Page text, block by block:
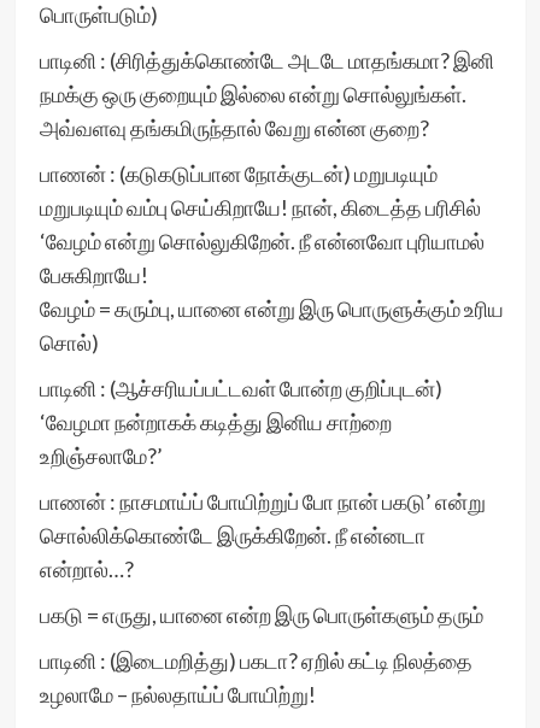
பொருள்படும்)
பாடினி : (சிரித்துக்கொண்டே அடடே மாதங்கமா? இனி
நமக்கு ஒரு குறையும் இல்லை என்று சொல்லுங்கள்.
அவ்வளவு தங்கமிருந்தால் வேறு என்ன குறை?
பாணன் : (கடுகடுப்பான நோக்குடன்) மறுபடியும்
மறுபடியும் வம்பு செய்கிறாயே! நான், கிடைத்த பரிசில்
‘வேழம் என்று சொல்லுகிறேன். நீ என்னவோ புரியாமல்
பேசுகிறாயே!
வேழம் = கரும்பு, யானை என்று இரு பொருளுக்கும் உரிய
சொல்)
பாடினி : (ஆச்சரியப்பட்டவள் போன்ற குறிப்புடன்)
‘வேழமா நன்றாகக் கடித்து இனிய சாற்றை
உறிஞ்சலாமே?’
பாணன் : நாசமாய்ப் போயிற்றுப் போ நான் பகடு’ என்று
சொல்லிக்கொண்டே இருக்கிறேன். நீ என்னடா
என்றால்…?
பகடு = எருது, யானை என்ற இரு பொருள்களும் தரும்
பாடினி : (இடைமறித்து) பகடா? ஏறில் கட்டி நிலத்தை
உழலாமே – நல்லதாய்ப் போயிற்று!